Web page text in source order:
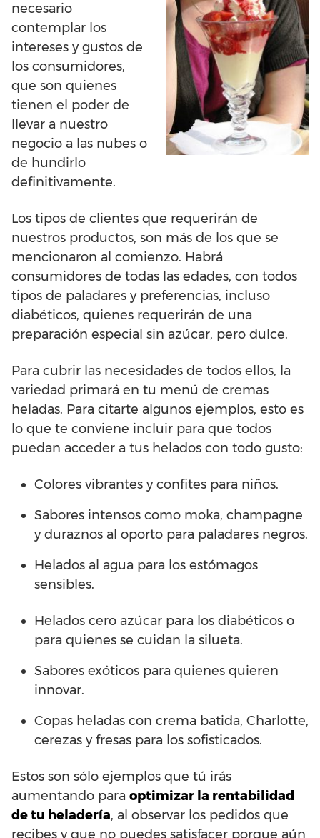
necesario
contemplar los
intereses y gustos de
los consumidores,
que son quienes
tienen el poder de
llevar a nuestro
negocio a las nubes o
de hundirlo
definitivamente.
Los tipos de clientes que requerirán de
nuestros productos, son más de los que se
mencionaron al comienzo. Habrá
consumidores de todas las edades, con todos
tipos de paladares y preferencias, incluso
diabéticos, quienes requerirán de una
preparación especial sin azúcar, pero dulce.
Para cubrir las necesidades de todos ellos, la
variedad primará en tu menú de cremas
heladas. Para citarte algunos ejemplos, esto es
lo que te conviene incluir para que todos
puedan acceder a tus helados con todo gusto:
Colores vibrantes y confites para niños.
Sabores intensos como moka, champagne
y duraznos al oporto para paladares negros.
Helados al agua para los estómagos
sensibles.
Helados cero azúcar para los diabéticos o
para quienes se cuidan la silueta.
Sabores exóticos para quienes quieren
innovar.
Copas heladas con crema batida, Charlotte,
cerezas y fresas para los sofisticados.
Estos son sólo ejemplos que tú irás
aumentando para optimizar la rentabilidad
de tu heladería, al observar los pedidos que
recibes y que no puedes satisfacer porque aún